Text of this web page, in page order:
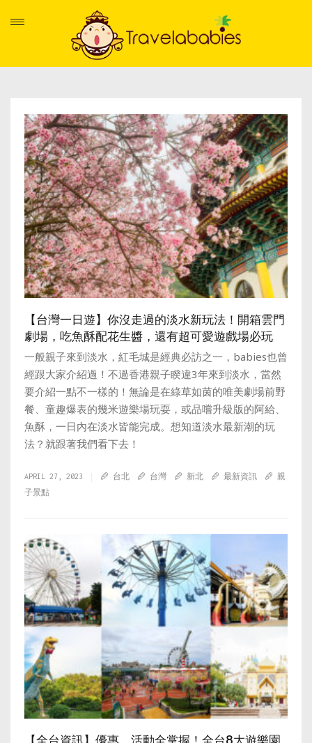
【台灣一日遊】你沒走過的淡水新玩法！開箱雲門
劇場，吃魚酥配花生醬，還有超可愛遊戲場必玩
一般親子來到淡水，紅毛城是經典必訪之一，babies也曾
經跟大家介紹過！不過香港親子睽違3年來到淡水，當然
要介紹一點不一樣的！無論是在綠草如茵的唯美劇場前野
餐、童趣爆表的幾米遊樂場玩耍，或品嚐升級版的阿給、
魚酥，一日內在淡水皆能完成。想知道淡水最新潮的玩
法？就跟著我們看下去！
APRIL 27, 2023 台北 台灣 新北 最新資訊
親
子景點